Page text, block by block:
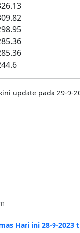
update pada 29-9-
Hari ini 28-9-2023